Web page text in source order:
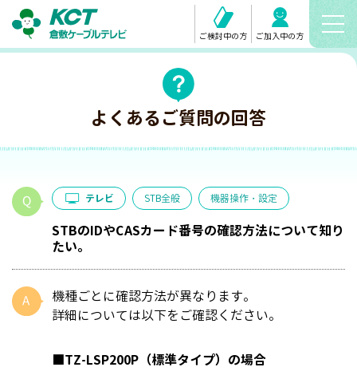
ご検討中の方 ご加入中の方
よくあるご質問の回答
テレビ STB全般 機器操作・設定
STBのIDやCASカード番号の確認方法について知り
たい。
機種ごとに確認方法が異なります。
詳細については以下をご確認ください。
■TZ-LSP200P（標準タイプ）の場合